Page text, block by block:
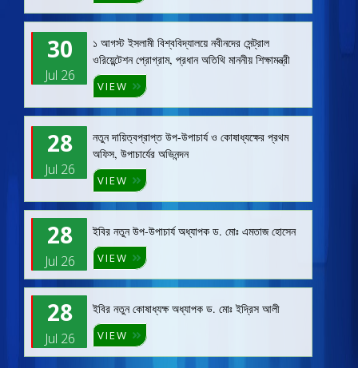
30
Jul 26
১ আগস্ট ইসলামী বিশ্ববিদ্যালয়ে নবীনদের সেন্ট্রাল
ওরিয়েন্টেশন প্রোগ্রাম, প্রধান অতিথি মাননীয় শিক্ষামন্ত্রী
VIEW
28
Jul 26
নতুন দায়িত্বপ্রাপ্ত উপ-উপাচার্য ও কোষাধ্যক্ষের প্রথম
অফিস, উপাচার্যের অভিনন্দন
VIEW
28
Jul 26
ইবির নতুন উপ-উপাচার্য অধ্যাপক ড. মোঃ এমতাজ হোসেন
VIEW
28
Jul 26
ইবির নতুন কোষাধ্যক্ষ অধ্যাপক ড. মোঃ ইদ্রিস আলী
VIEW